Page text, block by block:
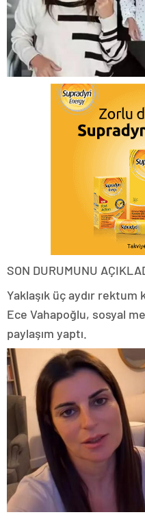
SON DURUMUNU
Yaklaşık üç aydır
Ece Vahapoğlu, sosyal
paylaşım yaptı.